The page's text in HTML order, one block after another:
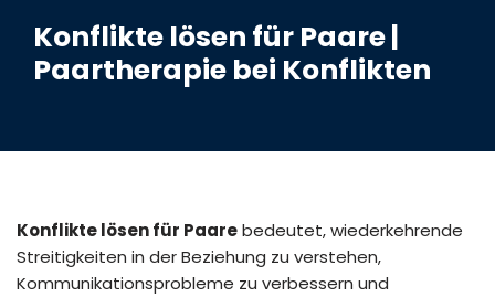
Konflikte lösen für Paare |
Paartherapie bei Konflikten
Konflikte lösen für Paarebedeutet, wiederkehrende
Streitigkeiten in der Beziehung zu verstehen,
Kommunikationsprobleme zu verbessern und